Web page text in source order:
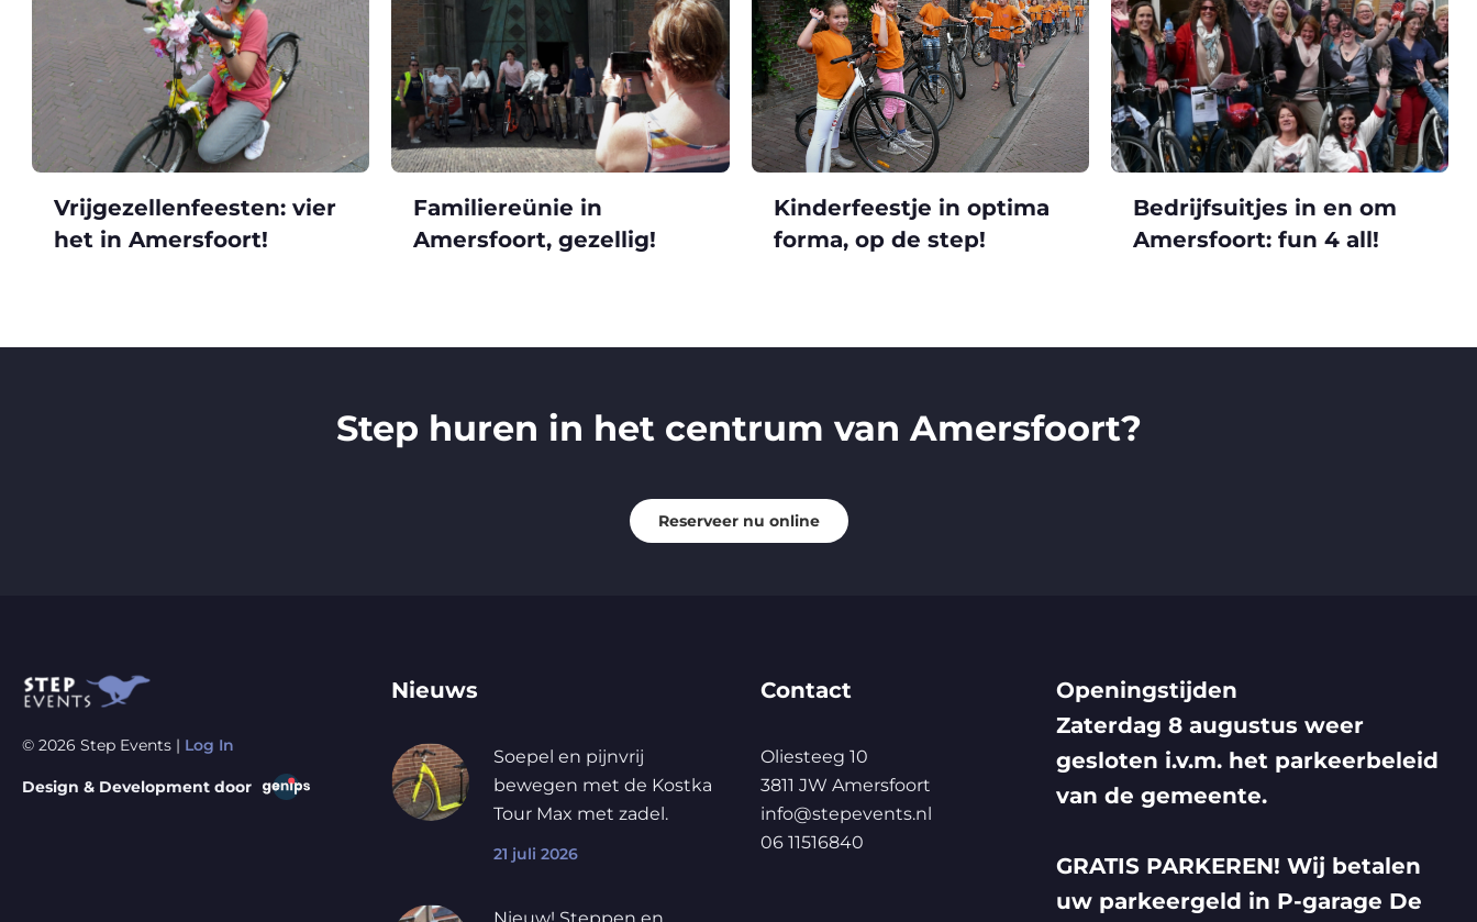
Vrijgezellenfeesten: vier
het in Amersfoort!
Familiereünie in
Amersfoort, gezellig!
Kinderfeestje in optima
forma, op de step!
Bedrijfsuitjes in en om
Amersfoort: fun 4 all!
Step huren in het centrum van Amersfoort?
Reserveer nu online
© 2026 Step Events | Log In
Design & Development door
Nieuws
Soepel en pijnvrij
bewegen met de Kostka
Tour Max met zadel.
21 juli 2026
Contact
Oliesteeg 10
3811 JW Amersfoort
info@stepevents.nl
06 11516840
Openingstijden
Zaterdag 8 augustus weer
gesloten i.v.m. het parkeerbeleid
van de gemeente.
GRATIS PARKEREN! Wij betalen
uw parkeergeld in P-garage De